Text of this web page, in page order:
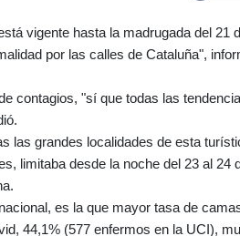
vigente hasta la madrugada del 21
por las calles de Cataluña",
contagios, "sí que todas las
las grandes localidades de esta
limitaba desde la noche del 23 al 24
es la que mayor tasa de
44,1% (577 enfermos en la UCI),